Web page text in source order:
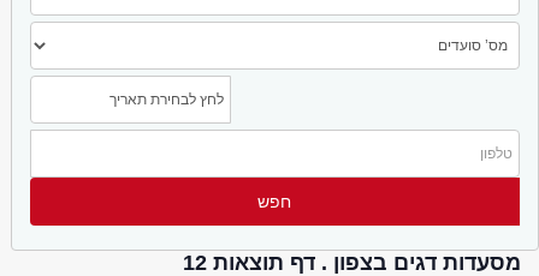
מסעדות דגים בצפון . דף תוצאות 12